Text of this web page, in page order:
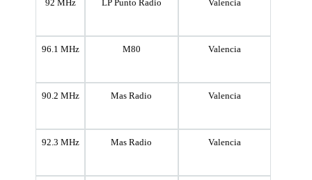
92 MHz LP Punto Radio Valencia
96.1 MHz M80 Valencia
90.2 MHz Mas Radio Valencia
92.3 MHz Mas Radio Valencia